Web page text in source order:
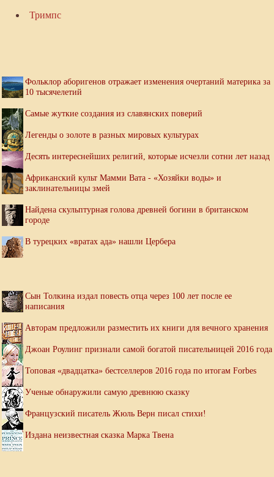
Тримпс
Фольклор аборигенов отражает изменения очертаний материка за
10 тысячелетий
Самые жуткие создания из славянских поверий
Легенды о золоте в разных мировых культурах
Десять интереснейших религий, которые исчезли сотни лет назад
Африканский культ Мамми Вата - «Хозяйки воды» и
заклинательницы змей
Найдена скульптурная голова древней богини в британском
городе
В турецких «вратах ада» нашли Цербера
Сын Толкина издал повесть отца через 100 лет после ее
написания
Авторам предложили разместить их книги для вечного хранения
Джоан Роулинг признали самой богатой писательницей 2016 года
Топовая «двадцатка» бестселлеров 2016 года по итогам Forbes
Ученые обнаружили самую древнюю сказку
Французский писатель Жюль Верн писал стихи!
Издана неизвестная сказка Марка Твена